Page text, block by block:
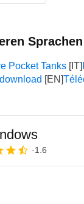
Sprachen
Pocket Tanks
1.6